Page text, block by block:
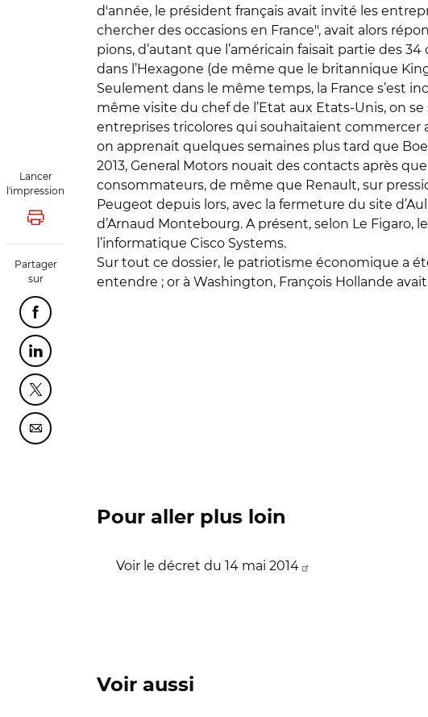
Lancer
l'impression
Lancer l'impression
Partager
sur
Partager cette page sur Facebook
Partager cette page sur Linkedin
Partager cette page sur Twitter
Partager cette page sur Courriel
d'année, le président français avait invité les
chercher des occasions en France", avait alors
pions, d’autant que l’américain faisait partie des
dans l’Hexagone (de même que le britannique
Seulement dans le même temps, la France s’est
même visite du chef de l’Etat aux Etats-Unis, on
entreprises tricolores qui souhaitaient commercer
on apprenait quelques semaines plus tard que
2013, General Motors nouait des contacts après
consommateurs, de même que Renault, sur
Peugeot depuis lors, avec la fermeture du site
d’Arnaud Montebourg. A présent, selon Le Figaro,
l’informatique Cisco Systems.
Sur tout ce dossier, le patriotisme économique a
entendre ; or à Washington, François Hollande
Pour aller plus loin
Voir le décret du 14 mai 2014
Voir aussi